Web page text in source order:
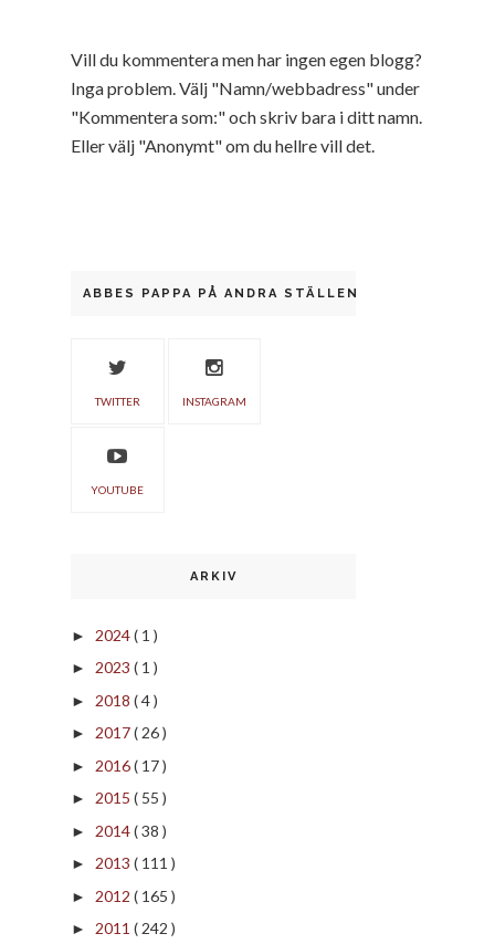
Vill du kommentera men har ingen egen blogg?
Inga problem. Välj "Namn/webbadress" under
"Kommentera som:" och skriv bara i ditt namn.
Eller välj "Anonymt" om du hellre vill det.
ABBES PAPPA PÅ ANDRA STÄLLEN
TWITTER INSTAGRAM
YOUTUBE
ARKIV
► 2024( 1 )
► 2023 ( 1 )
► 2018 ( 4 )
► 2017( 26 )
► 2016( 17 )
► 2015 ( 55 )
► 2014( 38 )
► 2013 ( 111 )
► 2012 ( 165 )
► 2011 ( 242 )